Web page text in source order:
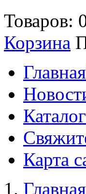
Товаров:
Корзина
Главная
Карта
Главная